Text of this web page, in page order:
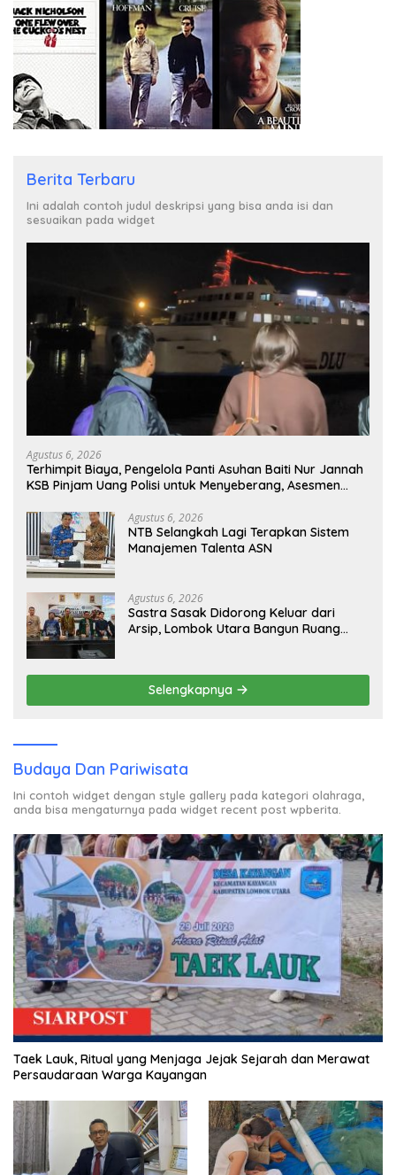
Berita Terbaru
Ini adalah contoh judul deskripsi yang bisa anda isi dan
sesuaikan pada widget
Agustus 6, 2026
Terhimpit Biaya, Pengelola Panti Asuhan Baiti Nur Jannah
KSB Pinjam Uang Polisi untuk Menyeberang, Asesmen
Agustus 6, 2026
NTB Selangkah Lagi Terapkan Sistem
Manajemen Talenta ASN
Agustus 6, 2026
Sastra Sasak Didorong Keluar dari
Arsip, Lombok Utara Bangun Ruang
Selengkapnya
Budaya Dan Pariwisata
Ini contoh widget dengan style gallery pada kategori olahraga,
anda bisa mengaturnya pada widget recent post wpberita.
Taek Lauk, Ritual yang Menjaga Jejak Sejarah dan Merawat
Persaudaraan Warga Kayangan